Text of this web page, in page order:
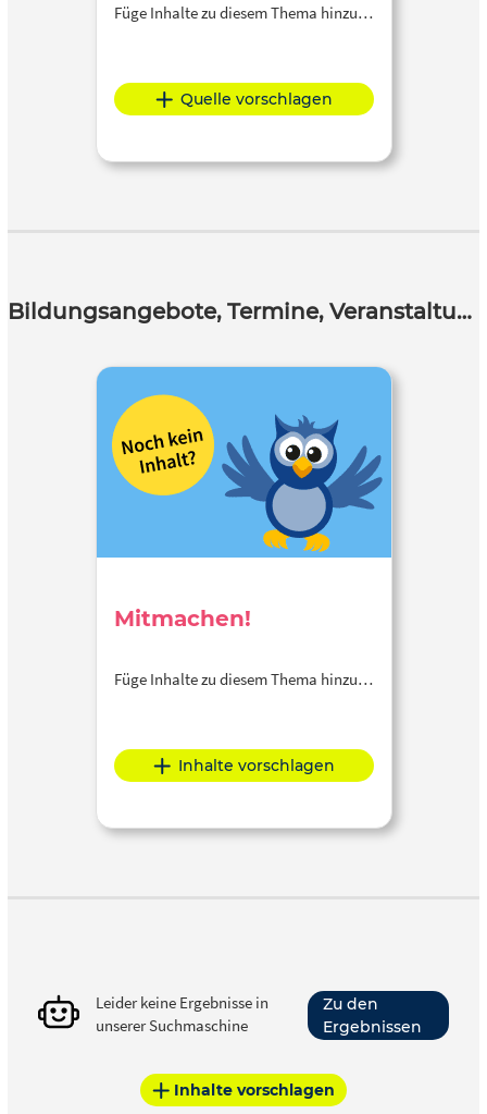
Füge Inhalte zu diesem Thema hinzu…
Quelle vorschlagen
Bildungsangebote, Termine, Veranstaltungen
Mitmachen!
Füge Inhalte zu diesem Thema hinzu…
Inhalte vorschlagen
Leider keine Ergebnisse in
unserer Suchmaschine
Zu den
Ergebnissen
Inhalte vorschlagen